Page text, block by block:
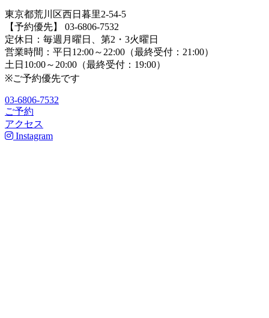
東京都荒川区西日暮里2-54-5
【予約優先】 03-6806-7532
定休日：毎週月曜日、第2・3火曜日
営業時間：平日12:00～22:00（最終受付：21:00）
土日10:00～20:00（最終受付：19:00）
※ご予約優先です
03-6806-7532
ご予約
アクセス
Instagram